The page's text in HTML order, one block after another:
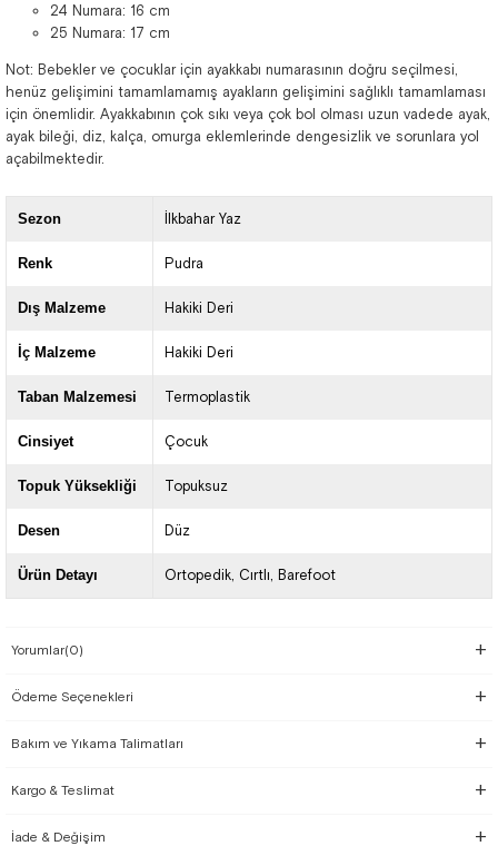
24 Numara: 16 cm
25 Numara: 17 cm
Not: Bebekler ve çocuklar için ayakkabı numarasının doğru seçilmesi,
henüz gelişimini tamamlamamış ayakların gelişimini sağlıklı tamamlaması
için önemlidir. Ayakkabının çok sıkı veya çok bol olması uzun vadede ayak,
ayak bileği, diz, kalça, omurga eklemlerinde dengesizlik ve sorunlara yol
açabilmektedir.
Sezon İlkbahar Yaz
Renk Pudra
Dış Malzeme Hakiki Deri
İç Malzeme Hakiki Deri
Taban Malzemesi Termoplastik
Cinsiyet Çocuk
Topuk Yüksekliği Topuksuz
Desen Düz
Ürün Detayı Ortopedik Cırtlı Barefoot
Yorumlar(0)
Ödeme Seçenekleri
Bakım ve Yıkama Talimatları
Kargo & Teslimat
İade & Değişim